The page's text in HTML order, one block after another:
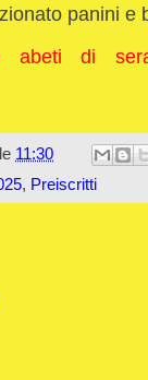
panini e
abeti di
11:30
, Preiscritti